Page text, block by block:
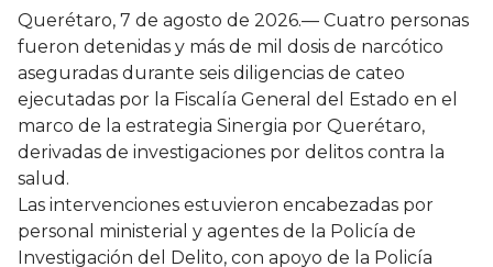
Querétaro, 7 de agosto de 2026.— Cuatro personas
fueron detenidas y más de mil dosis de narcótico
aseguradas durante seis diligencias de cateo
ejecutadas por la Fiscalía General del Estado en el
marco de la estrategia Sinergia por Querétaro,
derivadas de investigaciones por delitos contra la
salud.
Las intervenciones estuvieron encabezadas por
personal ministerial y agentes de la Policía de
Investigación del Delito, con apoyo de la Policía